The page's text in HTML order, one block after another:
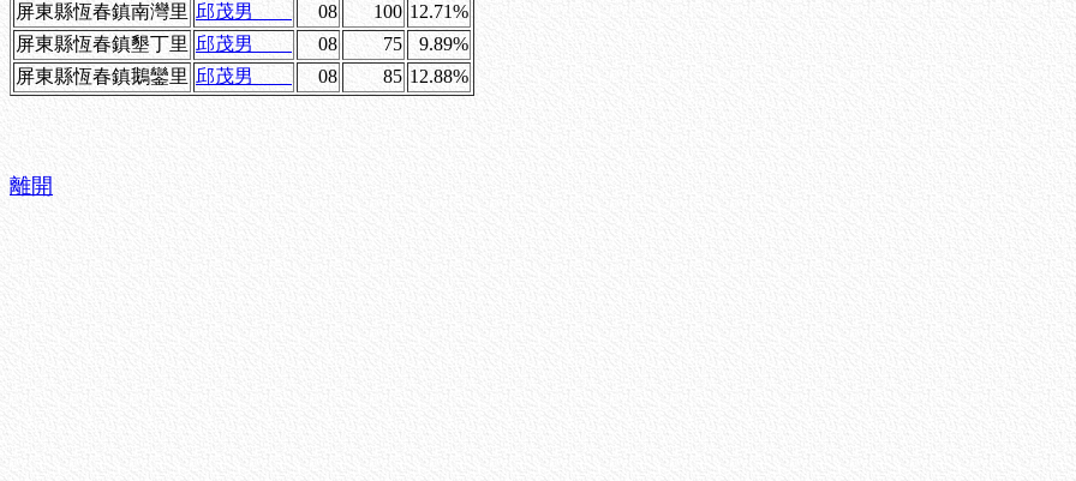
屏東縣恆春鎮南灣里 邱茂男 08 100 12.71%
屏東縣恆春鎮墾丁里 邱茂男 08 75
9.89%
屏東縣恆春鎮鵝鑾里 邱茂男 08 85 12.88%
離開